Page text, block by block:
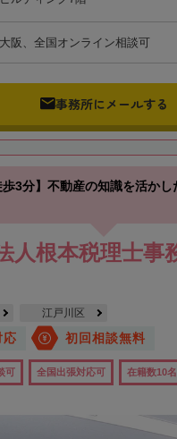
大阪、全国オンライン相談可
事務所にメールする
歩3分】不動産の知識を活か
人根本税理士事
江戸川区
応 初回相談無料
可 全国出張対応可 在籍数10